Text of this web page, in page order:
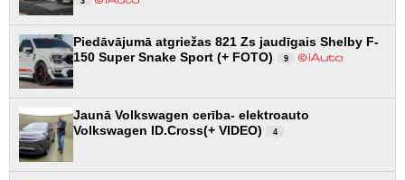
Piedāvājumā atgriežas 821 Zs jaudīgais Shelby F-
150 Super Snake Sport (+ FOTO)
9
Jaunā Volkswagen cerība- elektroauto
Volkswagen ID.Cross(+ VIDEO)
4